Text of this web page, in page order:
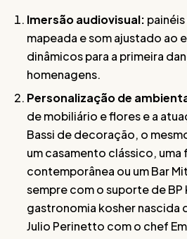
Imersão audiovisual:
mapeada e som ajustado ao
dinâmicos para a primeira
homenagens.
Personalização de
de mobiliário e flores e a
Bassi de decoração, o
um casamento clássico, uma
contemporânea ou um Bar
sempre com o suporte de BP
gastronomia kosher nascida
Julio Perinetto com o chef